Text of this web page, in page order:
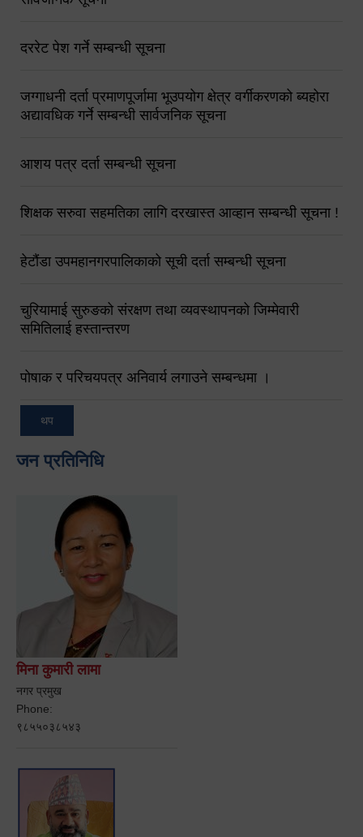
दररेट पेश गर्ने सम्बन्धी सूचना
जग्गाधनी दर्ता प्रमाणपूर्जामा भूउपयोग क्षेत्र वर्गीकरणको ब्यहोरा
अद्यावधिक गर्ने सम्बन्धी सार्वजनिक सूचना
आशय पत्र दर्ता सम्बन्धी सूचना
शिक्षक सरुवा सहमतिका लागि दरखास्त आव्हान सम्बन्धी सूचना !
हेटौंडा उपमहानगरपालिकाको सूची दर्ता सम्बन्धी सूचना
चुरियामाई सुरुङको संरक्षण तथा व्यवस्थापनको जिम्मेवारी
समितिलाई हस्तान्तरण
पोषाक र परिचयपत्र अनिवार्य लगाउने सम्बन्धमा ।
थप
जन प्रतिनिधि
मिना कुमारी लामा
नगर प्रमुख
Phone:
९८५५०३८५४३